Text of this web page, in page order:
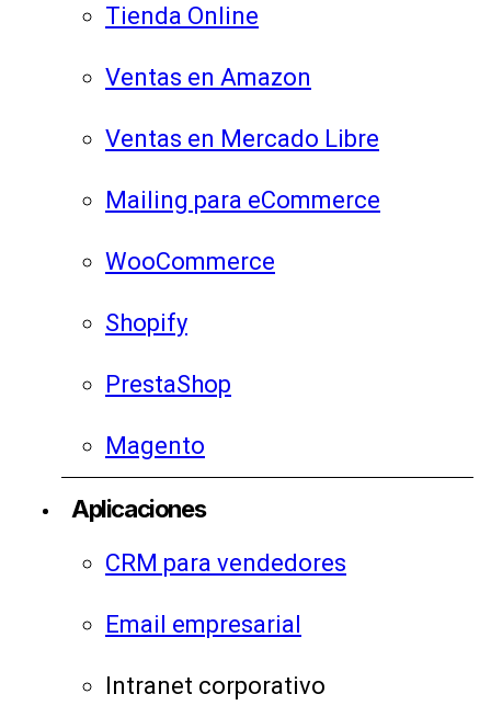
Tienda Online
Ventas en Amazon
Ventas en Mercado Libre
Mailing para eCommerce
WooCommerce
Shopify
PrestaShop
Magento
Aplicaciones
CRM para vendedores
Email empresarial
Intranet corporativo